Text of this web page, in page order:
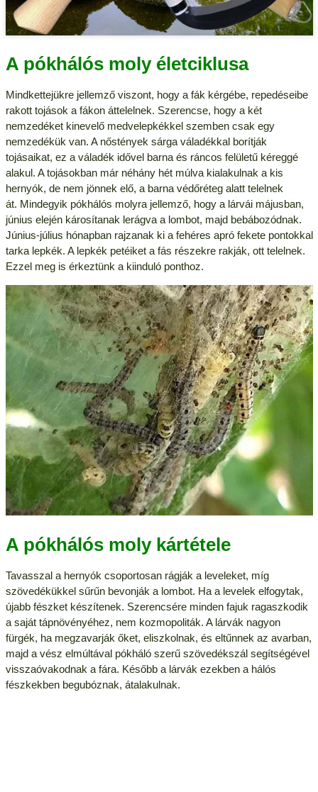
A pókhálós moly életciklusa
Mindkettejükre jellemző viszont, hogy a fák kérgébe, repedéseibe
rakott tojások a fákon áttelelnek. Szerencse, hogy a két
nemzedéket kinevelő medvelepkékkel szemben csak egy
nemzedékük van. A nőstények sárga váladékkal borítják
tojásaikat, ez a váladék idővel barna és ráncos felületű kéreggé
alakul. A tojásokban már néhány hét múlva kialakulnak a kis
hernyók, de nem jönnek elő, a barna védőréteg alatt telelnek
át. Mindegyik pókhálós molyra jellemző, hogy a lárvái májusban,
június elején károsítanak lerágva a lombot, majd bebábozódnak.
Június-július hónapban rajzanak ki a fehéres apró fekete pontokkal
tarka lepkék. A lepkék petéiket a fás részekre rakják, ott telelnek.
Ezzel meg is érkeztünk a kiinduló ponthoz.
A pókhálós moly kártétele
Tavasszal a hernyók csoportosan rágják a leveleket, míg
szövedékükkel sűrűn bevonják a lombot. Ha a levelek elfogytak,
újabb fészket készítenek. Szerencsére minden fajuk ragaszkodik
a saját tápnövényéhez, nem kozmopoliták. A lárvák nagyon
fürgék, ha megzavarják őket, eliszkolnak, és eltűnnek az avarban,
majd a vész elmúltával pókháló szerű szövedékszál segítségével
visszaóvakodnak a fára. Később a lárvák ezekben a hálós
fészkekben begubóznak, átalakulnak.